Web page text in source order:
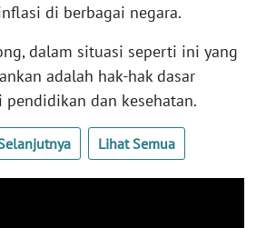
di berbagai negara.
dalam situasi seperti ini yang
adalah hak-hak dasar
pendidikan dan kesehatan.
Lihat Semua